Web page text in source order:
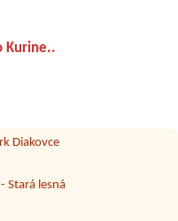
Kurine..
jazerom Hodruša
Diakovce
Stará lesná